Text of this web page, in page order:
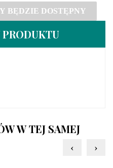
BĘDZIE DOSTĘPNY
W TEJ SAMEJ
‹ ›